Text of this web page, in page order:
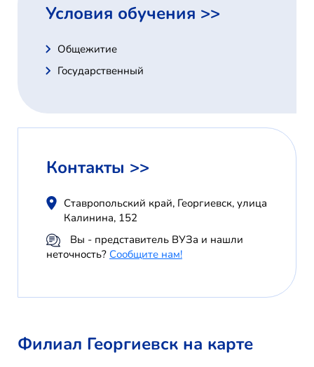
Условия обучения >>
Общежитие
Государственный
Контакты >>
Ставропольский край, Георгиевск, улица
Калинина, 152
Вы - представитель ВУЗа и нашли
неточность? Сообщите нам!
Филиал Георгиевск на карте